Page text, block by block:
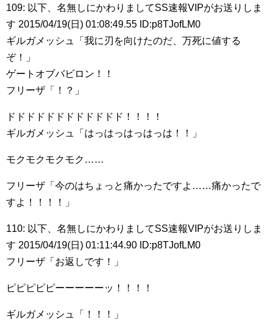
109: 以下、名無しにかわりましてSS速報VIPがお送りしま
す 2015/04/19(日) 01:08:49.55 ID:p8TJofLM0
ギルガメッシュ「我に刃を向けたのだ、万死に値する
ぞ！」
ゲートオブバビロン！！
フリーザ「！？」
ドドドドドドドドドドドド！！！！
ギルガメッシュ「はっはっはっはっは！！」
モクモクモクモク……
フリーザ「今のはちょっと痛かったですよ……痛かったで
すよ！！！！」
110: 以下、名無しにかわりましてSS速報VIPがお送りしま
す 2015/04/19(日) 01:11:44.90 ID:p8TJofLM0
フリーザ「お返しです！」
ピピピピピーーーーーッ！！！！
ギルガメッシュ「！！！」